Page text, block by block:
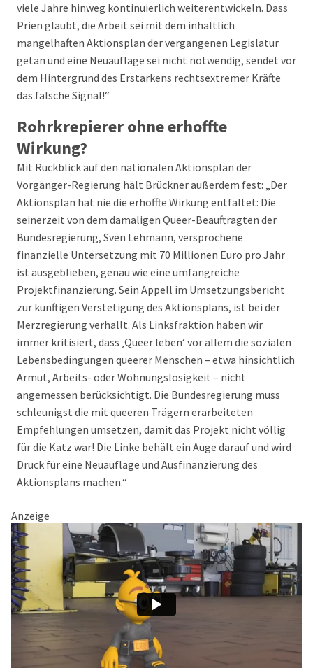
viele Jahre hinweg kontinuierlich weiterentwickeln. Dass
Prien glaubt, die Arbeit sei mit dem inhaltlich
mangelhaften Aktionsplan der vergangenen Legislatur
getan und eine Neuauflage sei nicht notwendig, sendet vor
dem Hintergrund des Erstarkens rechtsextremer Kräfte
das falsche Signal!“
Rohrkrepierer ohne erhoffte
Wirkung?
Mit Rückblick auf den nationalen Aktionsplan der
Vorgänger-Regierung hält Brückner außerdem fest: „Der
Aktionsplan hat nie die erhoffte Wirkung entfaltet: Die
seinerzeit von dem damaligen Queer-Beauftragten der
Bundesregierung, Sven Lehmann, versprochene
finanzielle Untersetzung mit 70 Millionen Euro pro Jahr
ist ausgeblieben, genau wie eine umfangreiche
Projektfinanzierung. Sein Appell im Umsetzungsbericht
zur künftigen Verstetigung des Aktionsplans, ist bei der
Merzregierung verhallt. Als Linksfraktion haben wir
immer kritisiert, dass ‚Queer leben‘ vor allem die sozialen
Lebensbedingungen queerer Menschen – etwa hinsichtlich
Armut, Arbeits- oder Wohnungslosigkeit – nicht
angemessen berücksichtigt. Die Bundesregierung muss
schleunigst die mit queeren Trägern erarbeiteten
Empfehlungen umsetzen, damit das Projekt nicht völlig
für die Katz war! Die Linke behält ein Auge darauf und wird
Druck für eine Neuauflage und Ausfinanzierung des
Aktionsplans machen.“
Anzeige